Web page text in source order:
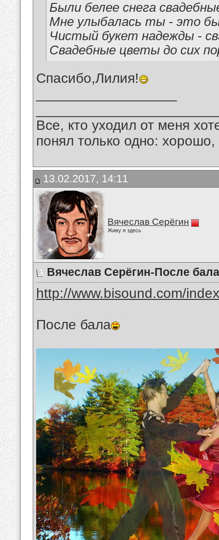
Были белее снега
Мне улыбалась ты - это
Чистый букет надежды -
Свадебные цветы до сих
Спасибо,Лилия!
Все, кто уходил от меня
понял только одно:
13.02.2017, 14:11
Вячеслав Серёгин
Живу я здесь
Вячеслав Серёгин-После бала
http://www.bisound.com/
После бала